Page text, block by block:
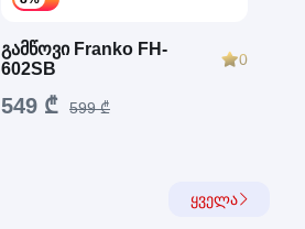
გამწოვი Franko FH-
602SB
0
549 ₾ 599 ₾
ყველა